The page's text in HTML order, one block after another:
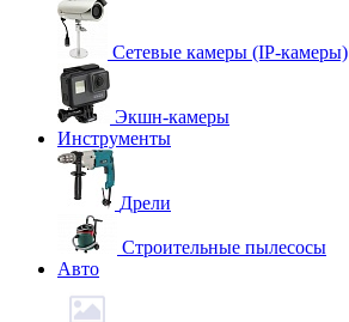
Сетевые камеры (IP-камеры)
Экшн-камеры
Инструменты
Дрели
Строительные пылесосы
Авто